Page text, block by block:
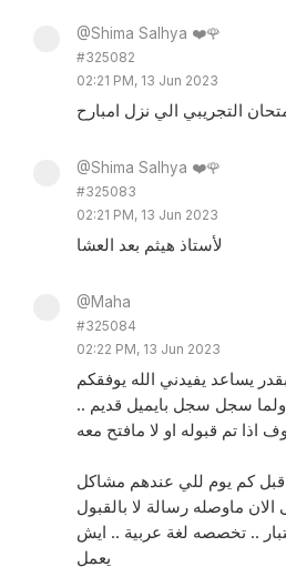
@Shima Salhya ❤️🌹
#325082
02:21 PM, 13 Jun 2023
التجريبي الي نزل امبارح
@Shima Salhya ❤️🌹
#325083
02:21 PM, 13 Jun 2023
لأستاذ هيثم بعد العشا
@Maha
#325084
02:22 PM, 13 Jun 2023
يساعد يفيدني الله يوفقكم
ولما سجل سجل بايميل قديم ..
اذا تم قبوله او لا مافتح معه
قبل كم يوم للي عندهم مشاكل
ماوصله رسالة لا بالقبول
.. تخصصه لغة عربية .. ايش
يعمل